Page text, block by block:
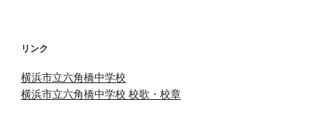
リンク
横浜市立六角橋中学校
横浜市立六角橋中学校 校歌・校章